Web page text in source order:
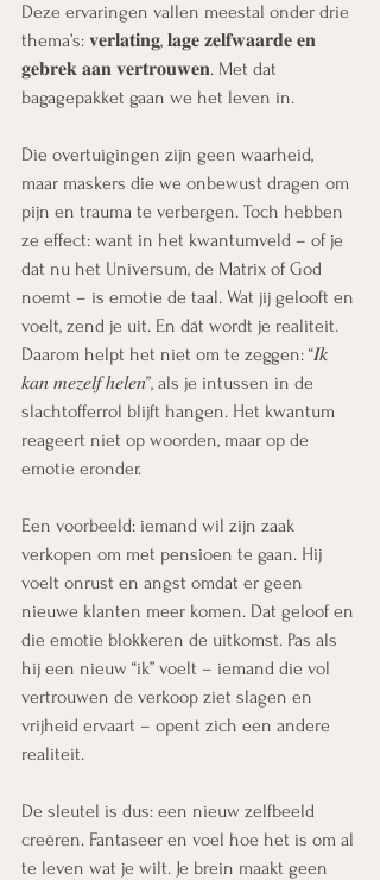
Deze ervaringen vallen meestal onder drie
thema’s: 𝐯𝐞𝐫𝐥𝐚𝐭𝐢𝐧𝐠, 𝐥𝐚𝐠𝐞 𝐳𝐞𝐥𝐟𝐰𝐚𝐚𝐫𝐝𝐞 𝐞𝐧
𝐠𝐞𝐛𝐫𝐞𝐤 𝐚𝐚𝐧 𝐯𝐞𝐫𝐭𝐫𝐨𝐮𝐰𝐞𝐧. Met dat
bagagepakket gaan we het leven in.
Die overtuigingen zijn geen waarheid,
maar maskers die we onbewust dragen om
pijn en trauma te verbergen. Toch hebben
ze effect: want in het kwantumveld – of je
dat nu het Universum, de Matrix of God
noemt – is emotie de taal. Wat jij gelooft en
voelt, zend je uit. En dát wordt je realiteit.
Daarom helpt het niet om te zeggen: “𝐼𝑘
𝑘𝑎𝑛 𝑚𝑒𝑧𝑒𝑙𝑓 ℎ𝑒𝑙𝑒𝑛”, als je intussen in de
slachtofferrol blijft hangen. Het kwantum
reageert niet op woorden, maar op de
emotie eronder.
Een voorbeeld: iemand wil zijn zaak
verkopen om met pensioen te gaan. Hij
voelt onrust en angst omdat er geen
nieuwe klanten meer komen. Dat geloof en
die emotie blokkeren de uitkomst. Pas als
hij een nieuw “ik” voelt – iemand die vol
vertrouwen de verkoop ziet slagen en
vrijheid ervaart – opent zich een andere
realiteit.
De sleutel is dus: een nieuw zelfbeeld
creëren. Fantaseer en voel hoe het is om al
te leven wat je wilt. Je brein maakt geen